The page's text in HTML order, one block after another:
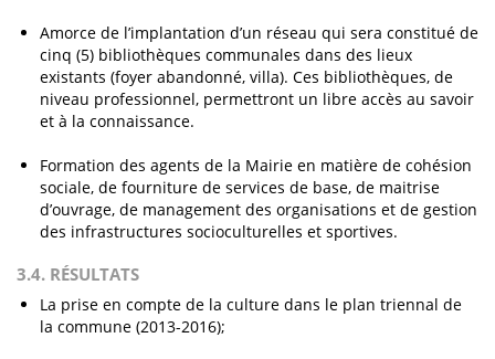
Amorce de l’implantation d’un réseau qui sera constitué de
cinq (5) bibliothèques communales dans des lieux
existants (foyer abandonné, villa). Ces bibliothèques, de
niveau professionnel, permettront un libre accès au savoir
et à la connaissance.
Formation des agents de la Mairie en matière de cohésion
sociale, de fourniture de services de base, de maitrise
d’ouvrage, de management des organisations et de gestion
des infrastructures socioculturelles et sportives.
3.4. RÉSULTATS
La prise en compte de la culture dans le plan triennal de
la commune (2013-2016);